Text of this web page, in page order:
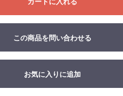
この商品を問い合わせる
お気に入りに追加